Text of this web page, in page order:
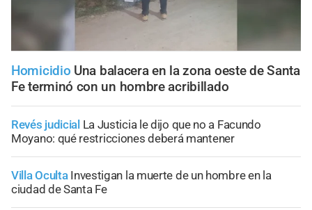
Homicidio Una balacera en la zona oeste de Santa
Fe terminó con un hombre acribillado
Revés judicial La Justicia le dijo que no a Facundo
Moyano: qué restricciones deberá mantener
Villa Oculta Investigan la muerte de un hombre en la
ciudad de Santa Fe